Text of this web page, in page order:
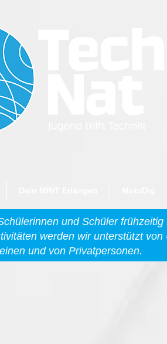
und Schüler
werden wir unterstützt
und von Privatpersonen.